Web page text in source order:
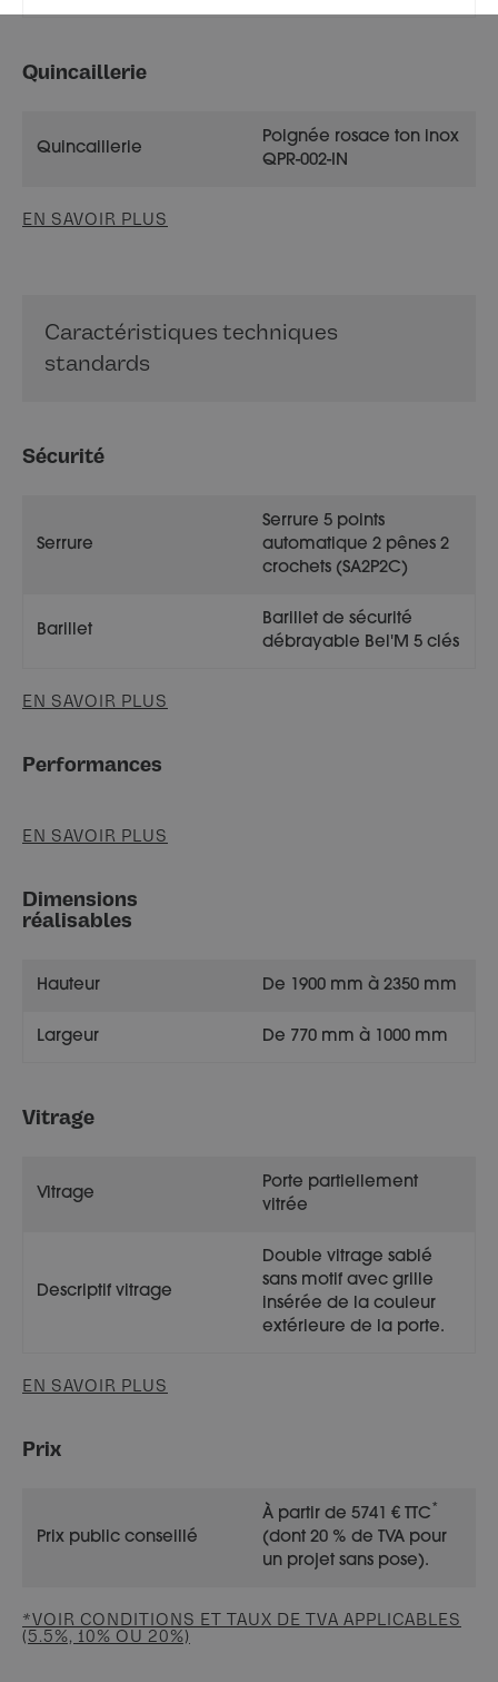
Caractéristiques techniques
standards
Sécurité
Serrure
Serrure 5 points
automatique 2 pênes 2
crochets (SA2P2C)
Barillet
Barillet de sécurité
débrayable Bel'M 5 clés
EN SAVOIR PLUS
Performances
EN SAVOIR PLUS
Dimensions
réalisables
Hauteur De 1900 mm à 2350 mm
Largeur De 770 mm à 1000 mm
Vitrage
Vitrage
Porte partiellement
vitrée
Descriptif vitrage
Double vitrage sablé
sans motif avec grille
insérée de la couleur
extérieure de la porte.
EN SAVOIR PLUS
Prix
Prix public conseillé
À partir de 5741 € TTC *
(dont 20 % de TVA pour
un projet sans pose).
*VOIR CONDITIONS ET TAUX DE TVA APPLICABLES
(5.5%, 10% OU 20%)
Quincaillerie
Quincaillerie
Poignée rosace ton inox
QPR-002-IN
EN SAVOIR PLUS